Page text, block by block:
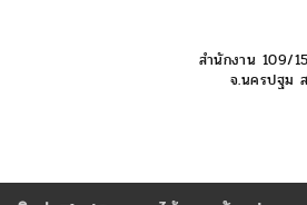
สำนักงาน 109/
จ.นครปฐม